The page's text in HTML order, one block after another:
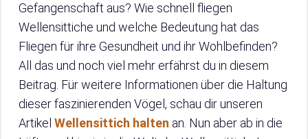
Gefangenschaft aus? Wie schnell fliegen
Wellensittiche und welche Bedeutung hat das
Fliegen für ihre Gesundheit und ihr Wohlbefinden?
All das und noch viel mehr erfährst du in diesem
Beitrag. Für weitere Informationen über die Haltung
dieser faszinierenden Vögel, schau dir unseren
Artikel Wellensittich halten an. Nun aber ab in die